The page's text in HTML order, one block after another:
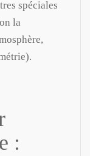
spéciales
la
: